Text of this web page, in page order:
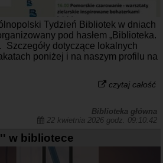
Tydzień Bibliotek w dniach
pod hasłem „Biblioteka.
Szczegóły dotyczące lokalnych
poniżej i na naszym profilu na
czytaj całość
Biblioteka główna
22 kwietnia 2026 godz. 09:10:42
w bibliotece